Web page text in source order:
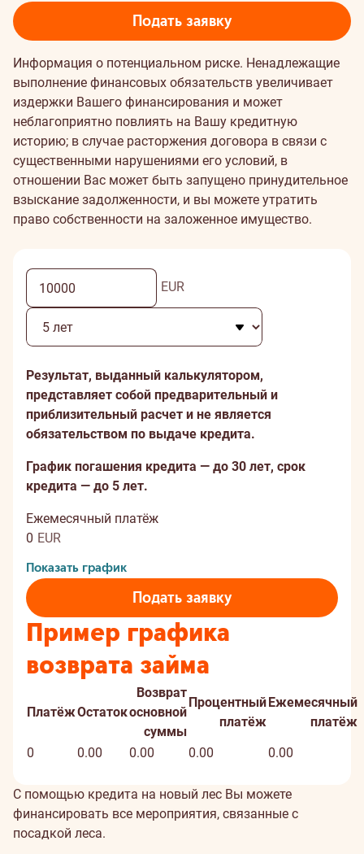
Подать заявку
Информация о потенциальном риске. Ненадлежащие
выполнение финансовых обязательств увеличивает
издержки Вашего финансирования и может
неблагоприятно повлиять на Вашу кредитную
историю; в случае расторжения договора в связи с
существенными нарушениями его условий, в
отношении Вас может быть запущено принудительное
взыскание задолженности, и вы можете утратить
право собственности на заложенное имущество.
EUR
Результат, выданный калькулятором,
представляет собой предварительный и
приблизительный расчет и не является
обязательством по выдаче кредита.
График погашения кредита — до 30 лет, срок
кредита — до 5 лет.
Ежемесячный платёж
0 EUR
Показать график
Подать заявку
Пример графика
возврата займа
ПлатёжОстаток
Возврат
основной
суммы
Процентный
платёж
Ежемесячный
платёж
0
0.00 0.00 0.00 0.00
С помощью кредита на новый лес Вы можете
финансировать все мероприятия, связанные с
посадкой леса.